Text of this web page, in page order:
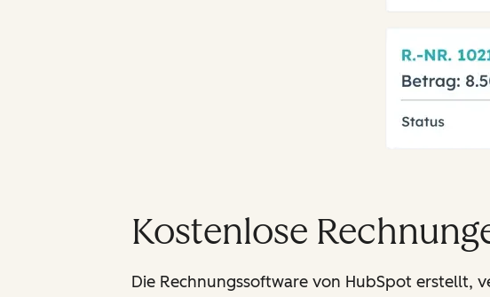
Kostenlose
Die Rechnungssoftware von HubSpot erstellt,